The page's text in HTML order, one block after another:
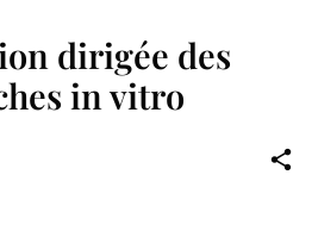
dirigée des
in vitro